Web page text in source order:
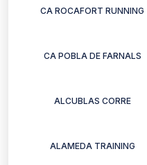
CA ROCAFORT RUNNING
CA POBLA DE FARNALS
ALCUBLAS CORRE
ALAMEDA TRAINING